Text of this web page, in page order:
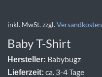
inkl. MwSt.zzgl.Versandkosten
Baby T-Shirt
Hersteller: Babybugz
Lieferzeit: ca. 3-4 Tage